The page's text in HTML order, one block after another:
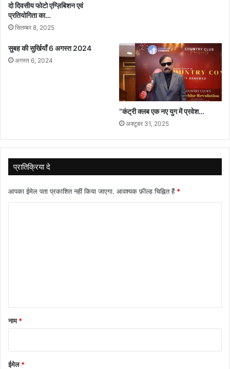
दो दिवसीय फोटो एग्ज़िबिशन एवं
प्रतियोगिता का…
सितम्बर 8, 2025
सुबह की सुर्खियाँ 6 अगस्त 2024
अगस्त 6, 2024
“कंट्री क्लब एक नए युग में प्रवेश…
अक्टूबर 31, 2025
प्रातिक्रिया दे
आपका ईमेल पता प्रकाशित नहीं किया जाएगा. आवश्यक फ़ील्ड चिह्नित हैं *
नाम*
ईमेल*